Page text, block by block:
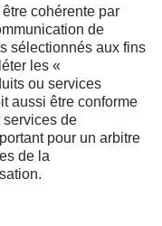
cohérente par
de
sélectionnés aux fins
les «
ou services
aussi être conforme
services de
pour un arbitre
de la